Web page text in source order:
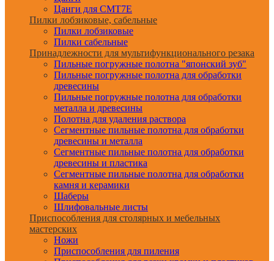
Цанги для CMT7E
Пилки лобзиковые, сабельные
Пилки лобзиковые
Пилки сабельные
Принадлежности для мультифункционального резака
Пильные погружные полотна "японский зуб"
Пильные погружные полотна для обработки
древесины
Пильные погружные полотна для обработки
металла и древесины
Полотна для удаления раствора
Сегментные пильные полотна для обработки
древесины и металла
Сегментные пильные полотна для обработки
древесины и пластика
Сегментные пильные полотна для обработки
камня и керамики
Шаберы
Шлифовальные листы
Приспособления для столярных и мебельных
мастерских
Ножи
Приспособления для пиления